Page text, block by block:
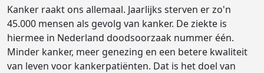
Kanker raakt ons allemaal. Jaarlijks sterven er zo'n
45.000 mensen als gevolg van kanker. De ziekte is
hiermee in Nederland doodsoorzaak nummer één.
Minder kanker, meer genezing en een betere kwaliteit
van leven voor kankerpatiënten. Dat is het doel van